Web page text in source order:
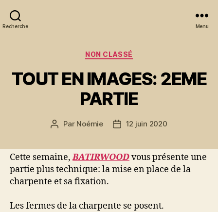
Recherche Menu
Catégories
NON CLASSÉ
TOUT EN IMAGES: 2EME
PARTIE
Auteur
Par Noémie
Date12 juin 2020
Cette semaine,BATIRWOODvous présente une
partie plus technique: la mise en place de la
charpente et sa fixation.
Les fermes de la charpente se posent.